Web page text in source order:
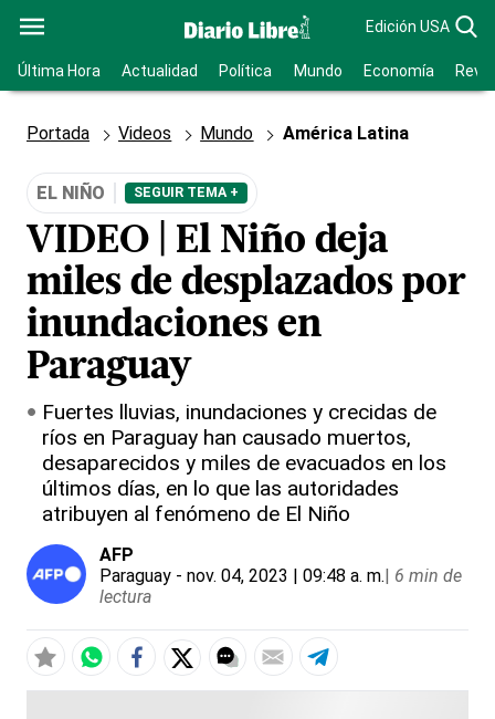
Edición USA
Última Hora Actualidad Política Mundo Economía
Portada Videos Mundo América Latina
EL NIÑO SEGUIR TEMA +
VIDEO | El Niño deja
miles de desplazados por
inundaciones en
Paraguay
Fuertes lluvias, inundaciones y crecidas de
ríos en Paraguay han causado muertos,
desaparecidos y miles de evacuados en los
últimos días, en lo que las autoridades
atribuyen al fenómeno de El Niño
AFP
Paraguay - nov. 04, 2023 | 09:48 a. m.| 6 min de
lectura